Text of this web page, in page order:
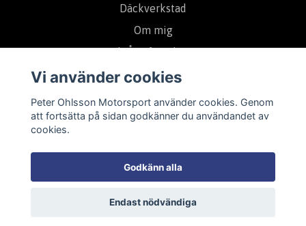
Däckverkstad
Om mig
Bli Återförsäljare
Sammarbetspartners
Prenumerera på vårt nyhetsbrev
Vi använder cookies
Peter Ohlsson Motorsport använder cookies. Genom
att fortsätta på sidan godkänner du användandet av
cookies.
Godkänn alla
Endast nödvändiga